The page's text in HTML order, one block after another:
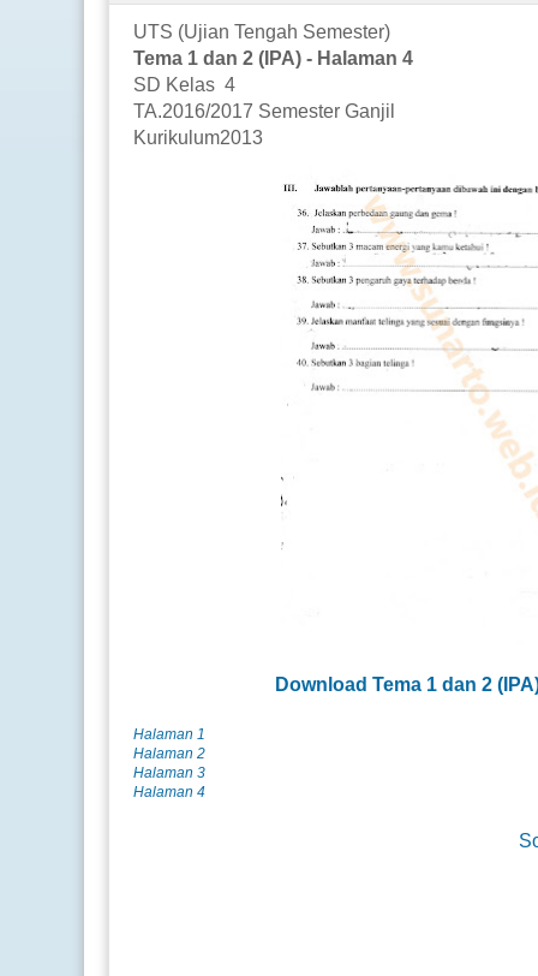
UTS (Ujian Tengah Semester)
Tema 1 dan 2 (IPA) - Halaman 4
SD Kelas 4
TA.2016/2017 Semester Ganjil
Kurikulum2013
Download Tema 1 dan 2 ( IPA
Halaman 1
Halaman 2
Halaman 3
Halaman 4